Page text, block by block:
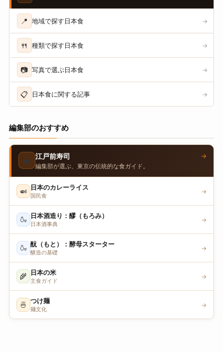
📍 地域で探す日本食 →
🍴 種類で探す日本食 →
📷 写真で選ぶ日本食 →
📋 日本食に関する記事 →
編集部のおすすめ
🍣 江戸前寿司
編集部が選ぶ、東京の伝統的な食ガイド。
→
🍛 日本のカレーライス
国民食
→
🍶 日本酒造り：醪（もろみ）
日本酒事典
→
🍶 酛（もと）：酵母スターター
醸造の基礎
→
🌾 日本の米
主食ガイド
→
🍜 つけ麺
麺文化
→